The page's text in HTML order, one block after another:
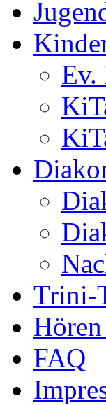
Ev.
Trini-
FAQ